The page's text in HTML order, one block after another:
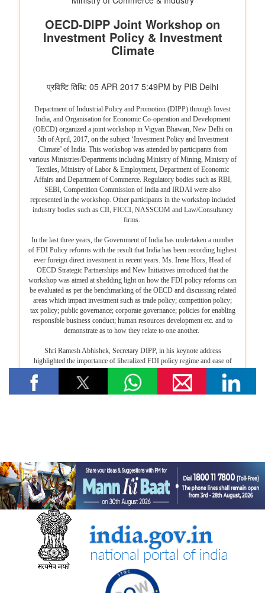
स्वास्थ्य और परिवार कल्याण संबंधी संसदीय स्थायी समिति की 175वीं, 176
वीं, 177 वीं रिपोर्ट पर प्रेस विज्ञप्ति
राज्यसभा के सभापति द्वारा ऐतिहासिक भारत छोड़ो आंदोलन की 84वीं वर्षगांठ
पर दिए गए भाषण का मूल पाठ
लद्दाख में ऊंचाई पर औषधीय पौधे
आयुर्वेद पर्यटन के लिए केरल एक वैश्विक केंद्र के रूप में
आयुष औषधियों का मानकीकरण
महिलाओं के लिए आयुष स्वास्थ्य सेवाओं की प्रगति
सोवा-रिग्पा को वैश्विक स्तर पर मान्यता प्राप्त साक्ष्य-आधारित स्वास्थ्य सेवा
प्रणाली के रूप में उभरना चाहिए: केंद्रीय मंत्री श्री प्रतापराव जाधव
कृषि एवं किसान कल्‍याण मंत्रालय
विषय: मानव-जनित भूमि क्षरण के कारण कृषि उपज में हानि
विषय- एग्रीस्टैक और डिजिटल कृषि मिशन का कार्यान्वयन
विषय: राष्ट्रीय खाद्य तेल मिशन तिलहन (एनएमईओ-तिलहन) का क्रियान्वयन
विषय: तिलहन एवं दलहन के उत्पादन को बढ़ाने के लिए उठाए गए कदम
स्थायी सामुदायिक परिसंपत्तियों में बदलने में भारत का नेतृत्व किया
वाणिज्‍य एवं उद्योग मंत्रालय
डीजीएफटी, 'सोर्स फ्रॉम इंडिया' फीचर के माध्यम से डीपीआईआईटी-मान्यता
प्राप्त स्टार्टअप्स को वैश्विक व्यापार पारिस्थितिकी तंत्र से जोड़ता है
नई दिल्ली में आधुनिकीकरण और औद्योगिक सहयोग पर भारत-रूस कार्य समूह
के 12वें सत्र का आयोजन
भव्य योजना के पहले चरण के पहले राउंड में 87 प्रस्ताव प्राप्त हुए